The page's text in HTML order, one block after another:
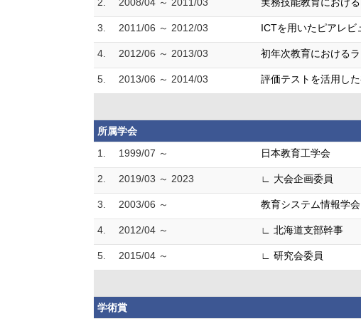
3. 2011/06 ～ 2012/03 ICTを用いたピアレ
4. 2012/06 ～ 2013/03 初年次教育における
5. 2013/06 ～ 2014/03 評価テストを活用し
所属学会
1.
1999/07 ～ 日本教育工学会
2. 2019/03 ～ 2023 ∟ 大会企画委員
3. 2003/06 ～ 教育システム情報学会
4. 2012/04 ～ ∟ 北海道支部幹事
5. 2015/04 ～ ∟ 研究会委員
学術賞